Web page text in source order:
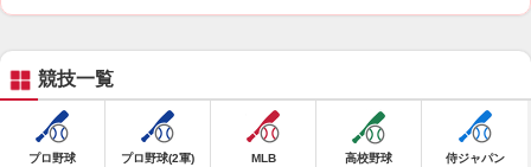
競技一覧
プロ野球 プロ野球(2軍) MLB 高校野球 侍ジャパン